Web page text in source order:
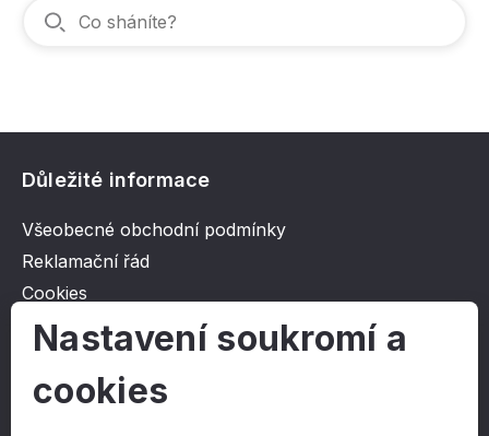
Důležité informace
Všeobecné obchodní podmínky
Reklamační řád
Cookies
Ochrana osobních údajů
O společnosti
Nastavení soukromí a
cookies